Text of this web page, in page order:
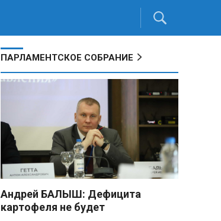
ПАРЛАМЕНТСКОЕ СОБРАНИЕ
Андрей БАЛЫШ: Дефицита
картофеля не будет